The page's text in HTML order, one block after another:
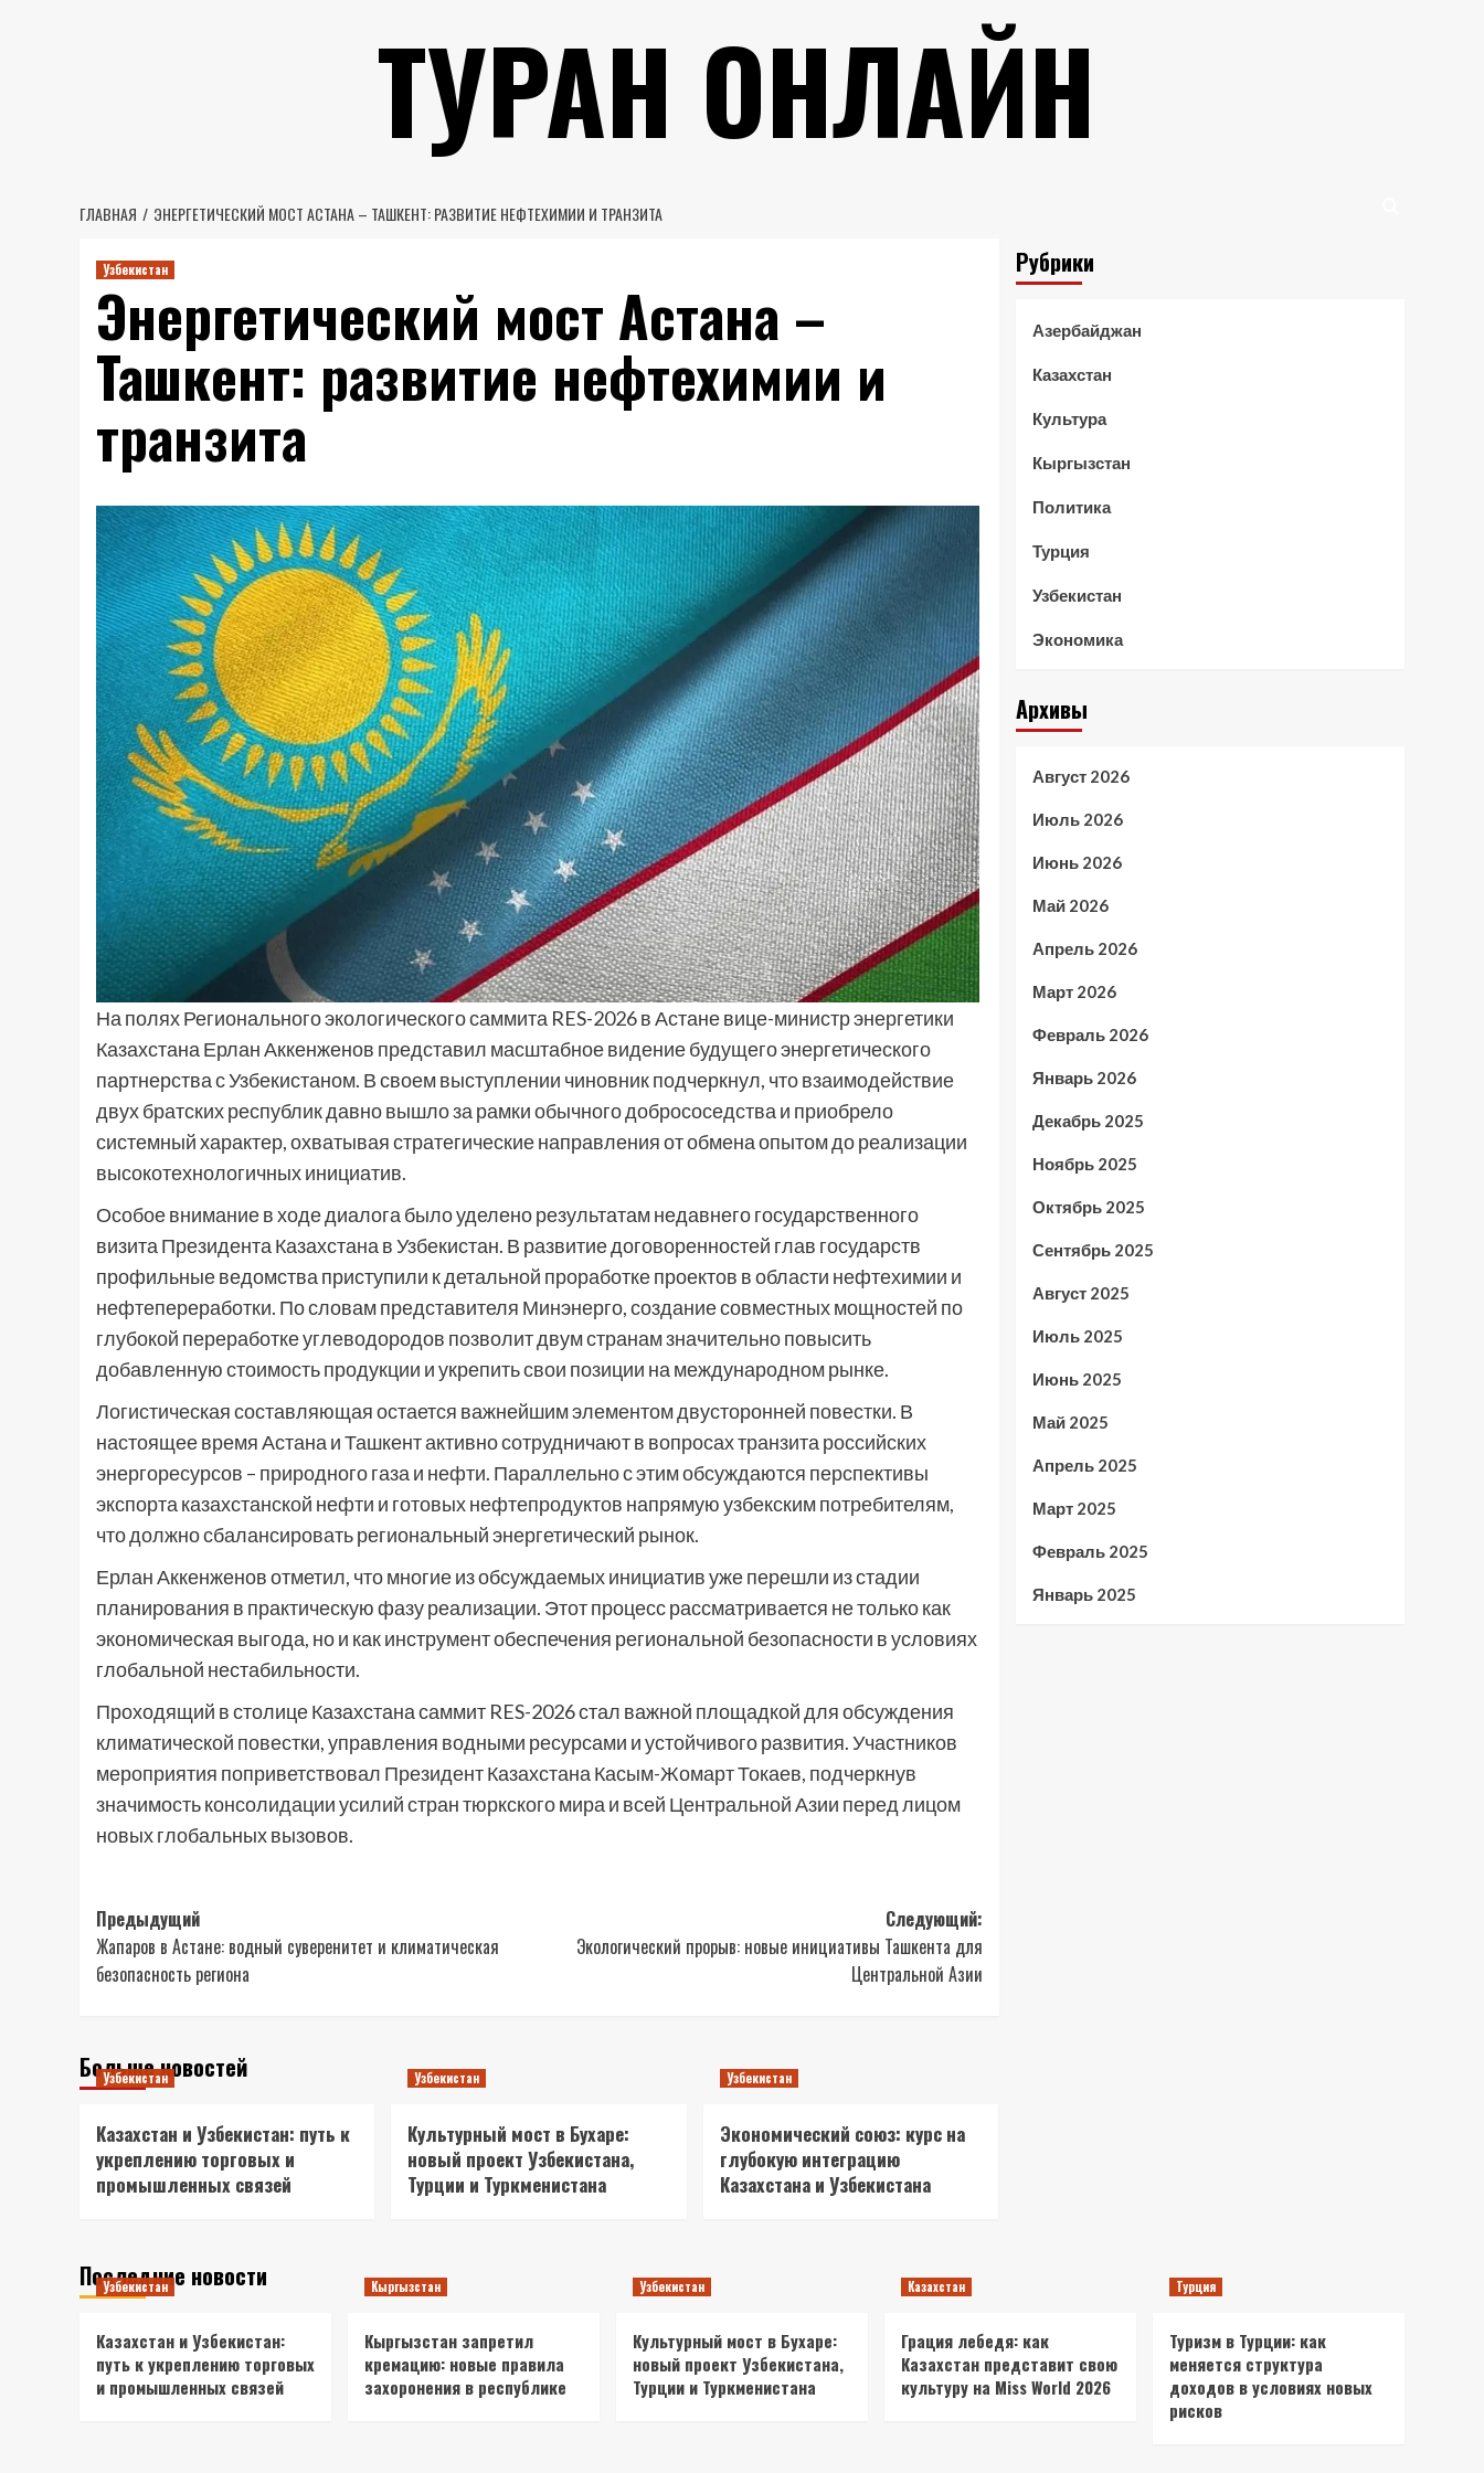
ТУРАН ОНЛАЙН
ГЛАВНАЯ ЭНЕРГЕТИЧЕСКИЙ МОСТ АСТАНА – ТАШКЕНТ: РАЗВИТИЕ НЕФТЕХИМИИ И ТРАНЗИТА
Узбекистан
Энергетический мост Астана –
Ташкент: развитие нефтехимии и
транзита
На полях Регионального экологического саммита RES-2026 в Астане вице-министр энергетики
Казахстана Ерлан Аккенженов представил масштабное видение будущего энергетического
партнерства с Узбекистаном. В своем выступлении чиновник подчеркнул, что взаимодействие
двух братских республик давно вышло за рамки обычного добрососедства и приобрело
системный характер, охватывая стратегические направления от обмена опытом до реализации
высокотехнологичных инициатив.
Особое внимание в ходе диалога было уделено результатам недавнего государственного
визита Президента Казахстана в Узбекистан. В развитие договоренностей глав государств
профильные ведомства приступили к детальной проработке проектов в области нефтехимии и
нефтепереработки. По словам представителя Минэнерго, создание совместных мощностей по
глубокой переработке углеводородов позволит двум странам значительно повысить
добавленную стоимость продукции и укрепить свои позиции на международном рынке.
Логистическая составляющая остается важнейшим элементом двусторонней повестки. В
настоящее время Астана и Ташкент активно сотрудничают в вопросах транзита российских
энергоресурсов – природного газа и нефти. Параллельно с этим обсуждаются перспективы
экспорта казахстанской нефти и готовых нефтепродуктов напрямую узбекским потребителям,
что должно сбалансировать региональный энергетический рынок.
Ерлан Аккенженов отметил, что многие из обсуждаемых инициатив уже перешли из стадии
планирования в практическую фазу реализации. Этот процесс рассматривается не только как
экономическая выгода, но и как инструмент обеспечения региональной безопасности в условиях
глобальной нестабильности.
Проходящий в столице Казахстана саммит RES-2026 стал важной площадкой для обсуждения
климатической повестки, управления водными ресурсами и устойчивого развития. Участников
мероприятия поприветствовал Президент Казахстана Касым-Жомарт Токаев, подчеркнув
значимость консолидации усилий стран тюркского мира и всей Центральной Азии перед лицом
новых глобальных вызовов.
Навигация
записи
Предыдущий
Жапаров в Астане: водный суверенитет и климатическая
безопасность региона
Следующий:
Экологический прорыв: новые инициативы Ташкента для
Центральной Азии
Больше новостей
Узбекистан
Казахстан и Узбекистан: путь к
укреплению торговых и
промышленных связей
Узбекистан
Культурный мост в Бухаре:
новый проект Узбекистана,
Турции и Туркменистана
Узбекистан
Экономический союз: курс на
глубокую интеграцию
Казахстана и Узбекистана
Рубрики
Азербайджан
Казахстан
Культура
Кыргызстан
Политика
Турция
Узбекистан
Экономика
Архивы
Август 2026
Июль 2026
Июнь 2026
Май 2026
Апрель 2026
Март 2026
Февраль 2026
Январь 2026
Декабрь 2025
Ноябрь 2025
Октябрь 2025
Сентябрь 2025
Август 2025
Июль 2025
Июнь 2025
Май 2025
Апрель 2025
Март 2025
Февраль 2025
Январь 2025
Последние новости
Узбекистан
Казахстан и Узбекистан:
путь к укреплению торговых
и промышленных связей
Кыргызстан
Кыргызстан запретил
кремацию: новые правила
захоронения в республике
Узбекистан
Культурный мост в Бухаре:
новый проект Узбекистана,
Турции и Туркменистана
Казахстан
Грация лебедя: как
Казахстан представит свою
культуру на Miss World 2026
Турция
Туризм в Турции: как
меняется структура
доходов в условиях новых
рисков